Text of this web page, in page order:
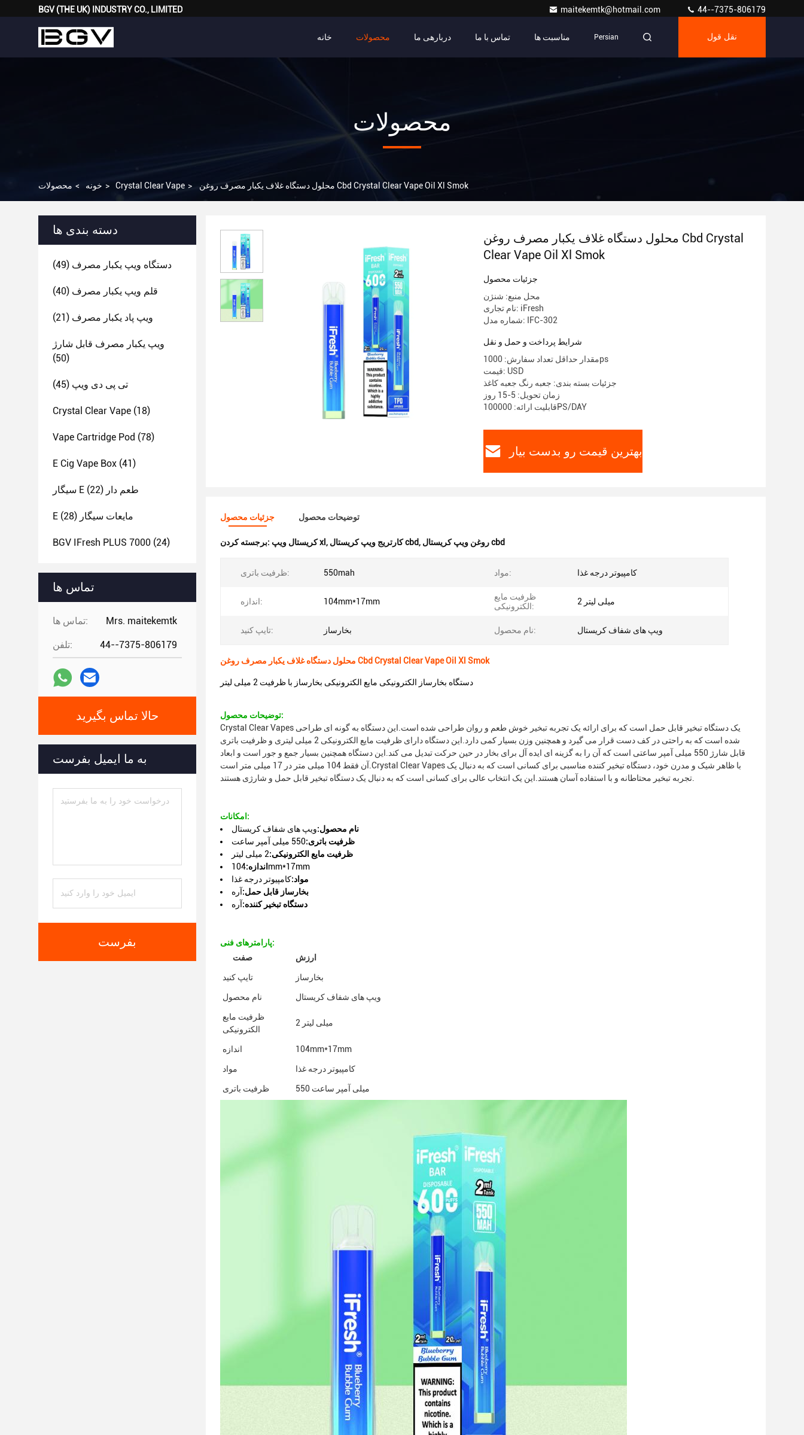
BGV (THE UK) INDUSTRY CO., LIMITED maitekemtk@hotmail.com 44--7375-806179
خانه محصولات دربارهی ما تماس با ما مناسبت ها Persian نقل قول
محصولات
خونه > محصولات > Crystal Clear Vape > محلول دستگاه غلاف یکبار مصرف روغن Cbd Crystal Clear Vape Oil Xl Smok
دسته بندی ها
دستگاه ویپ یکبار مصرف (49)
قلم ویپ یکبار مصرف (40)
ویپ پاد یکبار مصرف (21)
ویپ یکبار مصرف قابل شارژ
(50)
تی پی دی ویپ (45)
Crystal Clear Vape (18)
Vape Cartridge Pod (78)
E Cig Vape Box (41)
سیگار E طعم دار (22)
E مایعات سیگار (28)
BGV IFresh PLUS 7000 (24)
تماس ها
تماس ها: Mrs. maitekemtk
تلفن: 44--7375-806179
حالا تماس بگیرید
به ما ایمیل بفرست
بفرست
محلول دستگاه غلاف یکبار مصرف روغن Cbd Crystal
Clear Vape Oil Xl Smok
جزئیات محصول
محل منبع: شنژن
نام تجاری: iFresh
شماره مدل: IFC-302
شرایط پرداخت و حمل و نقل
مقدار حداقل تعداد سفارش: 1000ps
قیمت: USD
جزئیات بسته بندی: جعبه رنگ جعبه کاغذ
زمان تحویل: 5-15 روز
قابلیت ارائه: 100000PS/DAY
بهترین قیمت رو بدست بیار
جزئیات محصول توضیحات محصول
برجسته کردن: کریستال ویپ xl, کارتریج ویپ کریستال cbd, روغن ویپ کریستال cbd
ظرفیت باتری: 550mah مواد: کامپیوتر درجه غذا
اندازه: 104mm*17mm
ظرفیت مایع
الکترونیکی:
2 میلی لیتر
تایپ کنید: بخارساز نام محصول: ویپ های شفاف کریستال
محلول دستگاه غلاف یکبار مصرف روغن Cbd Crystal Clear Vape Oil Xl Smok
دستگاه بخارساز الکترونیکی مایع الکترونیکی بخارساز با ظرفیت 2 میلی لیتر
توضیحات محصول:
Crystal Clear Vapes یک دستگاه تبخیر قابل حمل است که برای ارائه یک تجربه تبخیر خوش طعم و روان طراحی شده است.این دستگاه به گونه ای طراحی
شده است که به راحتی در کف دست قرار می گیرد و همچنین وزن بسیار کمی دارد.این دستگاه دارای ظرفیت مایع الکترونیکی 2 میلی لیتری و ظرفیت باتری
قابل شارژ 550 میلی آمپر ساعتی است که آن را به گزینه ای ایده آل برای بخار در حین حرکت تبدیل می کند.این دستگاه همچنین بسیار جمع و جور است و ابعاد
آن فقط 104 میلی متر در 17 میلی متر است.Crystal Clear Vapes با ظاهر شیک و مدرن خود، دستگاه تبخیر کننده مناسبی برای کسانی است که به دنبال یک
امکانات:
نام محصول:ویپ های شفاف کریستال
ظرفیت باتری:550 میلی آمپر ساعت
ظرفیت مایع الکترونیکی:2 میلی لیتر
اندازه: 104mm*17mm
مواد:کامپیوتر درجه غذا
بخارساز قابل حمل:آره
دستگاه تبخیر کننده:آره
پارامترهای فنی:
صفت
ارزش
تایپ کنید بخارساز
نام محصول ویپ های شفاف کریستال
ظرفیت مایع
الکترونیکی
2 میلی لیتر
اندازه 104mm*17mm
مواد کامپیوتر درجه غذا
ظرفیت باتری 550 میلی آمپر ساعت